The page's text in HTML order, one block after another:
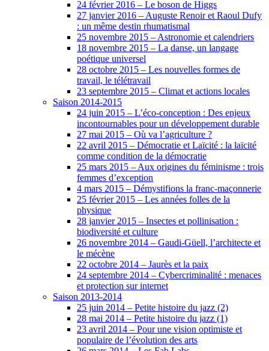
24 février 2016 – Le boson de Higgs
27 janvier 2016 – Auguste Renoir et Raoul Dufy
: un même destin rhumatismal
25 novembre 2015 – Astronomie et calendriers
18 novembre 2015 – La danse, un langage
poétique universel
28 octobre 2015 – Les nouvelles formes de
travail, le télétravail
23 septembre 2015 – Climat et actions locales
Saison 2014-2015
24 juin 2015 – L’éco-conception : Des enjeux
incontournables pour un développement durable
27 mai 2015 – Où va l’agriculture ?
22 avril 2015 – Démocratie et Laïcité : la laïcité
comme condition de la démocratie
25 mars 2015 – Aux origines du féminisme : trois
femmes d’exception
4 mars 2015 – Démystifions la franc-maçonnerie
25 février 2015 – Les années folles de la
physique
28 janvier 2015 – Insectes et pollinisation :
biodiversité et culture
26 novembre 2014 – Gaudi-Güell, l’architecte et
le mécène
22 octobre 2014 – Jaurès et la paix
24 septembre 2014 – Cybercriminalité : menaces
et protection sur internet
Saison 2013-2014
25 juin 2014 – Petite histoire du jazz (2)
28 mai 2014 – Petite histoire du jazz (1)
23 avril 2014 – Pour une vision optimiste et
populaire de l’évolution des arts